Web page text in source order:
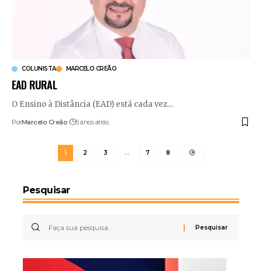
COLUNISTA MARCELO CREÃO
EAD RURAL
O Ensino à Distância (EAD) está cada vez…
PorMarcelo Creão 5 anos atrás
1 2 3 … 7 8
Pesquisar